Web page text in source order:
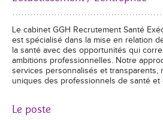
Le cabinet GGH Recrutement Santé
est spécialisé dans la mise en relation
la santé avec des opportunités qui
ambitions professionnelles. Notre
services personnalisés et transparents,
uniques des professionnels de santé et
Le poste